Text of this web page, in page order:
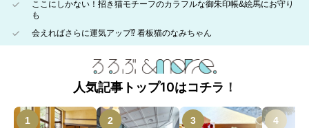
ここにしかない！招き猫モチーフのカラフルな御朱印帳&絵馬にお守り
も
会えればさらに運気アップ⁉ 看板猫のなみちゃん
人気記事トップ10はコチラ！